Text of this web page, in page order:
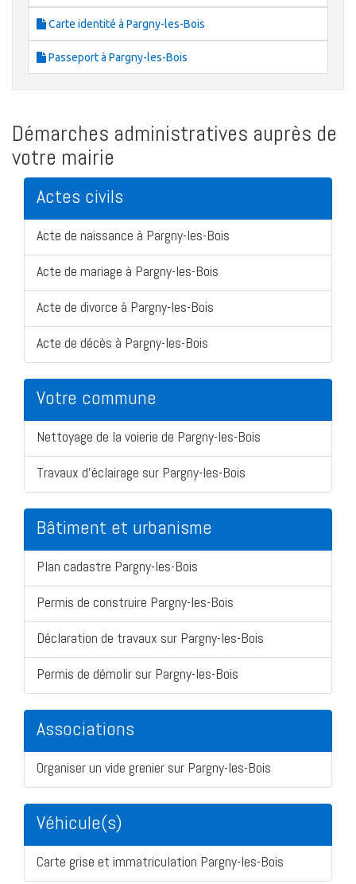
Carte identité à Pargny-les-Bois
Passeport à Pargny-les-Bois
Démarches administratives auprès de
votre mairie
Actes civils
Acte de naissance à Pargny-les-Bois
Acte de mariage à Pargny-les-Bois
Acte de divorce à Pargny-les-Bois
Acte de décès à Pargny-les-Bois
Votre commune
Nettoyage de la voierie de Pargny-les-Bois
Travaux d'éclairage sur Pargny-les-Bois
Bâtiment et urbanisme
Plan cadastre Pargny-les-Bois
Permis de construire Pargny-les-Bois
Déclaration de travaux sur Pargny-les-Bois
Permis de démolir sur Pargny-les-Bois
Associations
Organiser un vide grenier sur Pargny-les-Bois
Véhicule(s)
Carte grise et immatriculation Pargny-les-Bois